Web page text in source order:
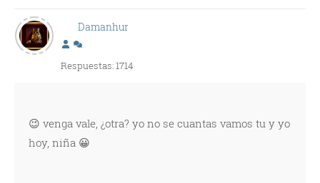
Damanhur
Respuestas: 1714
😉 venga vale, ¿otra? yo no se cuantas vamos tu y yo
hoy, niña 😀